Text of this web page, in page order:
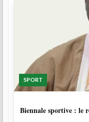
SPORT
Biennale sportive : le